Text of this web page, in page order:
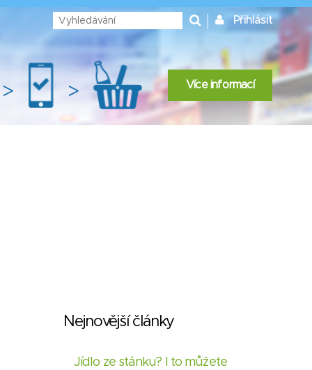
Přihlásit
> > Více informací
Nejnovější články
Jídlo ze stánku? I to můžete